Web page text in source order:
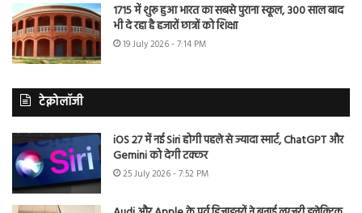
1715 में शुरू हुआ भारत का सबसे पुराना स्कूल, 300 साल बाद
भी दे रहा है हजारों छात्रों को शिक्षा
19 July 2026 - 7:14 PM
टेक्नोलॉजी
iOS 27 में नई Siri होगी पहले से ज्यादा स्मार्ट, ChatGPT और
Gemini को देगी टक्कर
25 July 2026 - 7:52 PM